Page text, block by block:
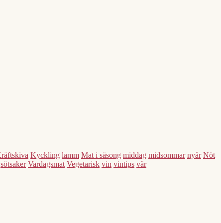
Kyckling lamm Mat i säsong middag midsommar nyår Nöt
sötsaker Vardagsmat Vegetarisk vin vintips vår